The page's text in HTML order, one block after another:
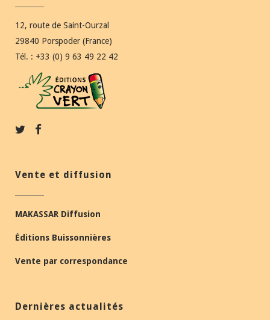
12, route de Saint-Ourzal
29840 Porspoder (France)
Tél. : +33 (0) 9 63 49 22 42
Vente et diffusion
MAKASSAR Diffusion
Éditions Buissonnières
Vente par correspondance
Dernières actualités